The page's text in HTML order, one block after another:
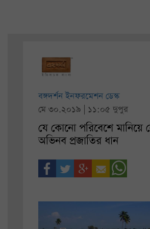
বঙ্গদর্শন ইনফরমেশন ডেস্ক
মে ৩০.২০১৯ | ১১:০৫ দুপুর
যে কোনো পরিবেশে মানিয়ে
অভিনব প্রজাতির ধান